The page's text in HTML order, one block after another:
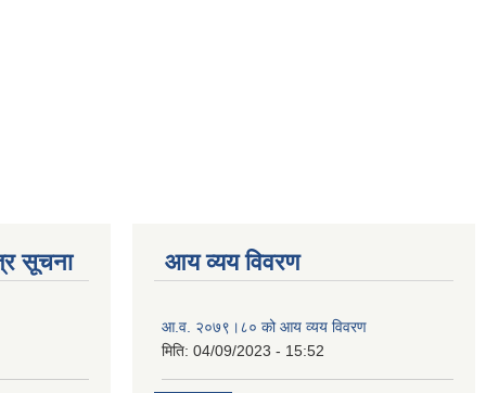
सूचना आय व्यय विवरण
आ.व. २०७९।८० को आय व्यय विवरण
मिति: 04/09/2023 - 15:52